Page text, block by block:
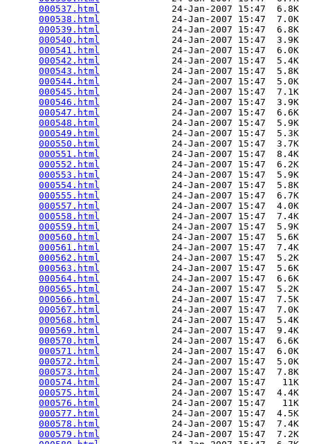
000537.html
             24-Jan-2007 15:47  6.8K
000538.html
             24-Jan-2007 15:47  7.0K
000539.html
             24-Jan-2007 15:47  6.8K
000540.html
             24-Jan-2007 15:47  3.9K
000541.html
             24-Jan-2007 15:47  6.0K
000542.html
             24-Jan-2007 15:47  5.4K
000543.html
             24-Jan-2007 15:47  5.8K
000544.html
             24-Jan-2007 15:47  5.0K
000545.html
             24-Jan-2007 15:47  7.1K
000546.html
             24-Jan-2007 15:47  3.9K
000547.html
             24-Jan-2007 15:47  6.6K
000548.html
             24-Jan-2007 15:47  5.9K
000549.html
             24-Jan-2007 15:47  5.3K
000550.html
             24-Jan-2007 15:47  3.7K
000551.html
             24-Jan-2007 15:47  8.4K
000552.html
             24-Jan-2007 15:47  6.2K
000553.html
             24-Jan-2007 15:47  5.9K
000554.html
             24-Jan-2007 15:47  5.8K
000555.html
             24-Jan-2007 15:47  6.7K
000557.html
             24-Jan-2007 15:47  4.0K
000558.html
             24-Jan-2007 15:47  7.4K
000559.html
             24-Jan-2007 15:47  5.9K
000560.html
             24-Jan-2007 15:47  5.6K
000561.html
             24-Jan-2007 15:47  7.4K
000562.html
             24-Jan-2007 15:47  5.2K
000563.html
             24-Jan-2007 15:47  5.6K
000564.html
             24-Jan-2007 15:47  6.6K
000565.html
             24-Jan-2007 15:47  5.2K
000566.html
             24-Jan-2007 15:47  7.5K
000567.html
             24-Jan-2007 15:47  7.0K
000568.html
             24-Jan-2007 15:47  5.4K
000569.html
             24-Jan-2007 15:47  9.4K
000570.html
             24-Jan-2007 15:47  6.6K
000571.html
             24-Jan-2007 15:47  6.0K
000572.html
             24-Jan-2007 15:47  5.0K
000573.html
             24-Jan-2007 15:47  7.8K
000574.html
             24-Jan-2007 15:47   11K
000575.html
             24-Jan-2007 15:47  4.4K
000576.html
             24-Jan-2007 15:47   11K
000577.html
             24-Jan-2007 15:47  4.5K
000578.html
             24-Jan-2007 15:47  7.4K
000579.html
             24-Jan-2007 15:47  7.2K